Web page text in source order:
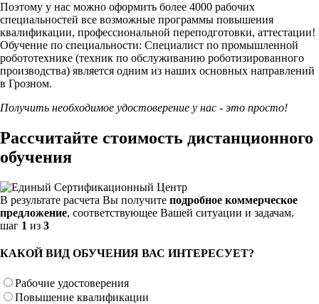
Поэтому у нас можно оформить более 4000 рабочих
специальностей все возможные программы повышения
квалификации, профессиональной переподготовки, аттестации!
Обучение по специальности: Специалист по промышленной
робототехнике (техник по обслуживанию роботизированного
производства) является одним из наших основных направлений
в Грозном.
Получить необходимое удостоверение у нас - это просто!
Рассчитайте стоимость дистанционного
обучения
В результате расчета Вы получите подробное коммерческое
предложение, соответствующее Вашей ситуации и задачам.
шаг 1 из 3
КАКОЙ ВИД ОБУЧЕНИЯ ВАС ИНТЕРЕСУЕТ?
Рабочие удостоверения
Повышение квалификации